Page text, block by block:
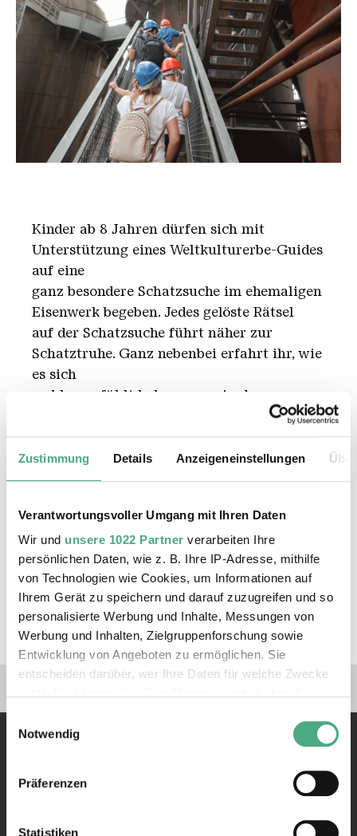
Zustimmung Details Anzeigeneinstellungen
Verantwortungsvoller Umgang mit Ihren Daten
Wir und unsere 1022 Partner verarbeiten Ihre
persönlichen Daten, wie z. B. Ihre IP-Adresse, mithilfe
von Technologien wie Cookies, um Informationen auf
Ihrem Gerät zu speichern und darauf zuzugreifen und so
personalisierte Werbung und Inhalte, Messungen von
Werbung und Inhalten, Zielgruppenforschung sowie
Entwicklung von Angeboten zu ermöglichen. Sie
entscheiden darüber, wer Ihre Daten für welche Zwecke
Trigger Symbol ändern oder widerrufen
Informationen über Ihre geografische Lage erfassen,
Ihr Gerät durch aktives Scannen nach bestimmten
Notwendig
Präferenzen
Statistiken
Aufstieg zur Aussichtsplattform II
Kinder ab 8 Jahren dürfen sich mit
Unterstützung eines Weltkulturerbe-Guides
auf eine
ganz besondere Schatzsuche im ehemaligen
Eisenwerk begeben. Jedes gelöste Rätsel
auf der Schatzsuche führt näher zur
Schatztruhe. Ganz nebenbei erfahrt ihr, wie
es sich
wohl angefühlt haben muss, in der
Völklinger Hütte gearbeitet zu haben. Viel
Spaß bei
dieser aufregenden Rätseltour.
begrenzt auf 30 Personen.
ZUM TICKETSHOP
Verlinkungen zu unseren
Kontakt